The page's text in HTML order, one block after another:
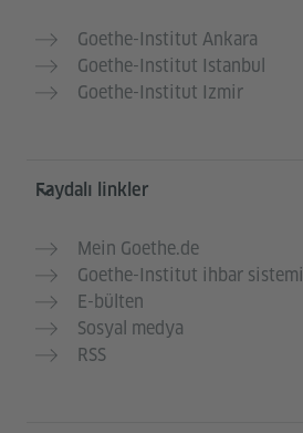
Goethe-Institut Ankara
Goethe-Institut Istanbul
Goethe-Institut Izmir
Faydalı linkler
Mein Goethe.de
Goethe-Institut ihbar sistemi
E-bülten
Sosyal medya
RSS